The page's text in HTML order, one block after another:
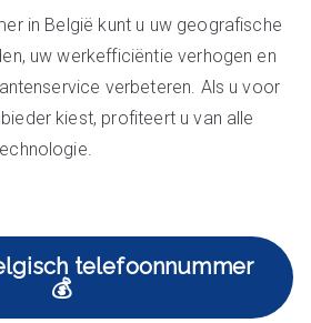
in België kunt u uw geografische
uw werkefficiëntie verhogen en
verbeteren. Als u voor
kiest, profiteert u van alle
telefoonnummer
💰